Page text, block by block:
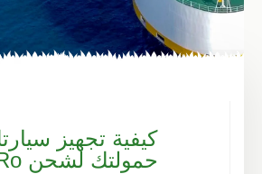
كيفية تجهيز
حمولتك لشحن RoRo.